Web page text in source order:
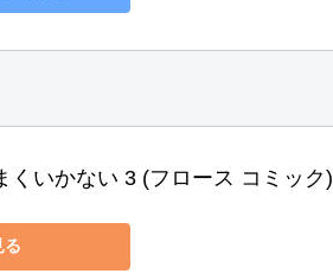
くいかない 3 (フロース コミック)
る